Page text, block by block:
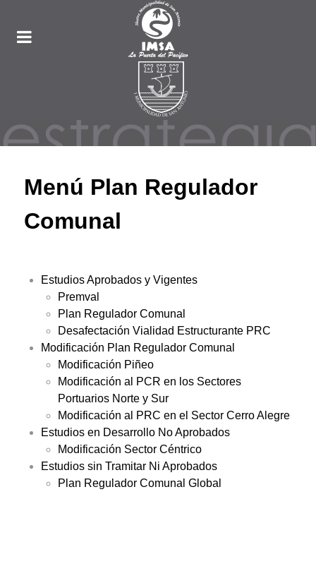
Menú Plan Regulador
Comunal
Estudios Aprobados y Vigentes
Premval
Plan Regulador Comunal
Desafectación Vialidad Estructurante PRC
Modificación Plan Regulador Comunal
Modificación Piñeo
Modificación al PCR en los Sectores
Portuarios Norte y Sur
Modificación al PRC en el Sector Cerro Alegre
Estudios en Desarrollo No Aprobados
Modificación Sector Céntrico
Estudios sin Tramitar Ni Aprobados
Plan Regulador Comunal Global